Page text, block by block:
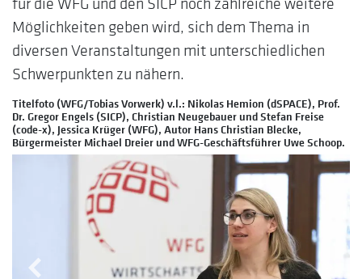
Möglichkeiten geben wird, sich dem Thema in
diversen Veranstaltungen mit unterschiedlichen
Schwerpunkten zu nähern.
Titelfoto (WFG/Tobias Vorwerk) v.l.: Nikolas Hemion (dSPACE), Prof.
Dr. Gregor Engels (SICP), Christian Neugebauer und Stefan Freise
(code-x), Jessica Krüger (WFG), Autor Hans Christian Blecke,
Bürgermeister Michael Dreier und WFG-Geschäftsführer Uwe Schoop.